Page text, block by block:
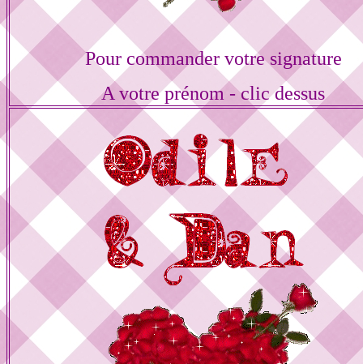
Pour commander votre signature
A votre prénom - clic dessus